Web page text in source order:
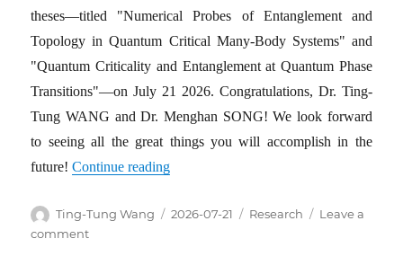
theses—titled "Numerical Probes of Entanglement and
Topology in Quantum Critical Many-Body Systems" and
"Quantum Criticality and Entanglement at Quantum Phase
Transitions"—on July 21 2026. Congratulations, Dr. Ting-
Tung WANG and Dr. Menghan SONG! We look forward
to seeing all the great things you will accomplish in the
future!Continue reading
Author
Ting-Tung Wang
Posted
2026-07-21 Categories
Research
Leave a
commenton